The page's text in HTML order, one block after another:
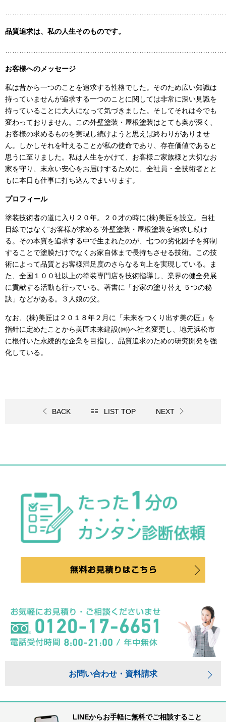
品質追求は、私の人生そのものです。
お客様へのメッセージ
私は昔から一つのことを追求する性格でした。そのため広い知識は
持っていませんが追求する一つのことに関しては非常に深い見識を
持っていることに大人になって気づきました。そしてそれは今でも
変わっておりません。この外壁塗装・屋根塗装はとても奥が深く、
お客様の求めるものを実現し続けようと思えば終わりがありませ
ん。しかしそれを叶えることが私の使命であり、存在価値であると
思うに至りました。私は人生をかけて、お客様ご家族様と大切なお
家を守り、末永い安心をお届けするために、全社員・全技術者とと
もに本日も仕事に打ち込んでまいります。
プロフィール
塗装技術者の道に入り２０年。２０才の時に(株)美匠を設立。自社
目線ではなく“お客様が求める”外壁塗装・屋根塗装を追求し続け
る。その本質を追求する中で生まれたのが、七つの劣化因子を抑制
することで塗膜だけでなくお家自体まで長持ちさせる技術。この技
術によって品質とお客様満足度のさらなる向上を実現している。ま
た、全国１００社以上の塗装専門店を技術指導し、業界の健全発展
に貢献する活動も行っている。著書に「お家の塗り替え ５つの秘
訣」などがある。３人娘の父。
なお、 (株)美匠は２０１８年２月に「未来をつくり出す美の匠」を
指針に定めたことから美匠未来建設(㈱)へ社名変更し、地元浜松市
に根付いた永続的な企業を目指し、品質追求のための研究開発を強
化している。
BACK LIST TOP NEXT
お問い合わせ・資料請求
LINEからお手軽に無料でご相談すること